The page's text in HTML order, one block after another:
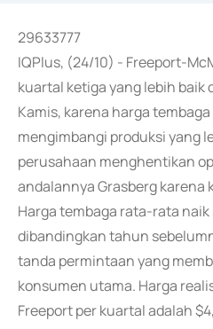
29633777
IQPlus, (24/10) - Freeport-
kuartal ketiga yang lebih baik
Kamis, karena harga
mengimbangi produksi yang
perusahaan menghentikan
andalannya Grasberg karena
Harga tembaga rata-rata
dibandingkan tahun
tanda permintaan yang
konsumen utama. Harga
Freeport per kuartal adalah